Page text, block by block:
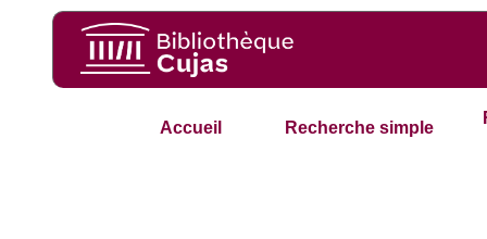
Accueil Recherche simple